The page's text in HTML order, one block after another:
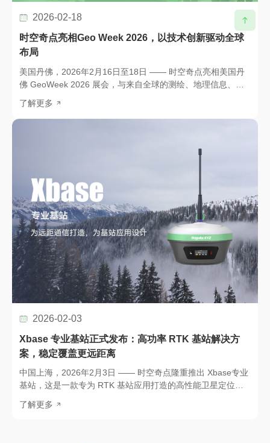
2026-02-18
时空奇点亮相Geo Week 2026，以技术创新驱动全球
布局
美国丹佛，2026年2月16日至18日 —— 时空奇点亮相美国丹
佛 GeoWeek 2026 展会，与来自全球的测绘、地理信息、三
维建模及空间技术领域的专业人士齐聚一堂，共同探讨行业前
沿趋势与技术创新成果。此次参展不仅系统呈现了时空奇点在
了解更多
2026-02-03
Xbase 专业基站正式发布：高功率 RTK 基站解决方
案，稳定覆盖更远距离
中国上海，2026年2月3日 —— 时空奇点隆重推出 Xbase专业
基站，这是一款专为 RTK 基站应用打造的高性能卫星定位解
可靠的作业表现。Xbase 将高性能卫星定位技术与坚固耐用、
了解更多